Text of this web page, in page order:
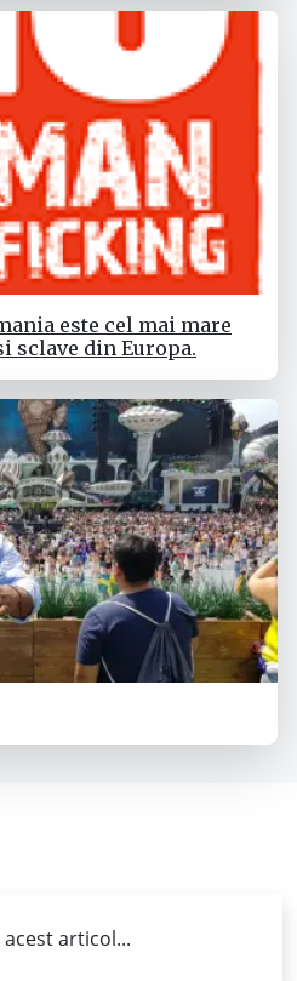
este cel mai mare
sclave din Europa.
articol...